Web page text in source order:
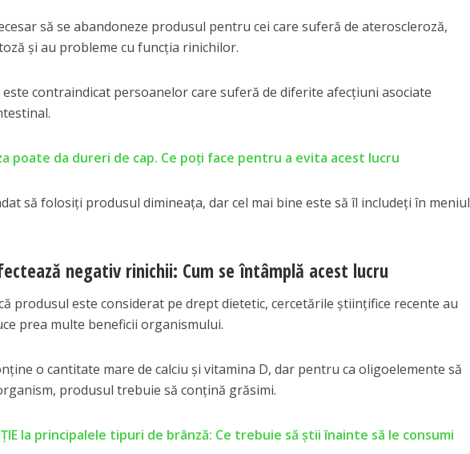
să se abandoneze produsul pentru cei care suferă de ateroscleroză,
și au probleme cu funcția rinichilor.
contraindicat persoanelor care suferă de diferite afecțiuni asociate
poate da dureri de cap. Ce poţi face pentru a evita acest lucru
să folosiți produsul dimineața, dar cel mai bine este să îl includeți în meniul
negativ rinichii: Cum se întâmplă acest lucru
produsul este considerat pe drept dietetic, cercetările științifice recente au
prea multe beneficii organismului.
o cantitate mare de calciu și vitamina D, dar pentru ca oligoelemente să
produsul trebuie să conțină grăsimi.
la principalele tipuri de brânză: Ce trebuie să ştii înainte să le consumi